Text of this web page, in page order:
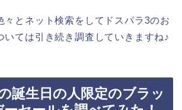
々とネット検索をしてドスパラ3のお
いては引き続き調査していきますね♪
誕生日の人限定のブラッ